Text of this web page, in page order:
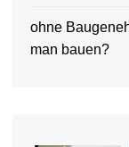
ohne
man bauen?